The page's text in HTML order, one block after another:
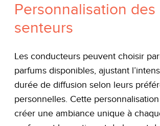
Personnalisation des
senteurs
Les conducteurs peuvent choisir
parfums disponibles, ajustant
durée de diffusion selon leurs
personnelles. Cette
créer une ambiance unique à